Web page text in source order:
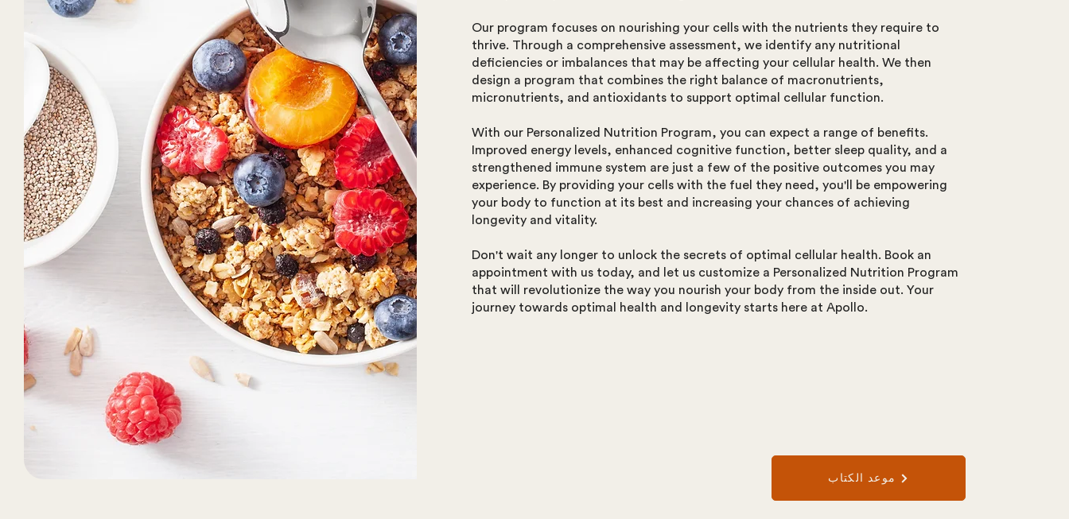
Our program focuses on nourishing your cells with the nutrients they require to
thrive. Through a comprehensive assessment, we identify any nutritional
deficiencies or imbalances that may be affecting your cellular health. We then
design a program that combines the right balance of macronutrients,
micronutrients, and antioxidants to support optimal cellular function.
With our Personalized Nutrition Program, you can expect a range of benefits.
Improved energy levels, enhanced cognitive function, better sleep quality, and a
strengthened immune system are just a few of the positive outcomes you may
experience. By providing your cells with the fuel they need, you'll be empowering
your body to function at its best and increasing your chances of achieving
longevity and vitality.
Don't wait any longer to unlock the secrets of optimal cellular health. Book an
appointment with us today, and let us customize a Personalized Nutrition Program
that will revolutionize the way you nourish your body from the inside out. Your
journey towards optimal health and longevity starts here at Apollo.
موعد الكتاب